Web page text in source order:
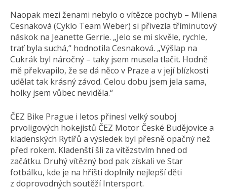
Naopak mezi ženami nebylo o vítězce pochyb – Milena
Cesnaková (Cyklo Team Weber) si přivezla tříminutový
náskok na Jeanette Gerrie. „Jelo se mi skvěle, rychle,
trať byla suchá,“ hodnotila Cesnaková. „Výšlap na
Cukrák byl náročný – taky jsem musela tlačit. Hodně
mě překvapilo, že se dá něco v Praze a v její blízkosti
udělat tak krásný závod. Celou dobu jsem jela sama,
holky jsem vůbec neviděla.“
ČEZ Bike Prague i letos přinesl velký souboj
prvoligových hokejistů ČEZ Motor České Budějovice a
kladenských Rytířů a výsledek byl přesně opačný než
před rokem. Kladenští šli za vítězstvím hned od
začátku. Druhý vítězný bod pak získali ve Star
fotbálku, kde je na hřišti doplnily nejlepší děti
z doprovodných soutěží Intersport.